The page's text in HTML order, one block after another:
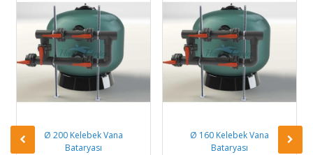
Ø 200 Kelebek Vana
Bataryası
Ø 160 Kelebek Vana
Bataryası